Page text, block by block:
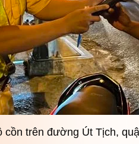
cồn trên đường Út Tịch,